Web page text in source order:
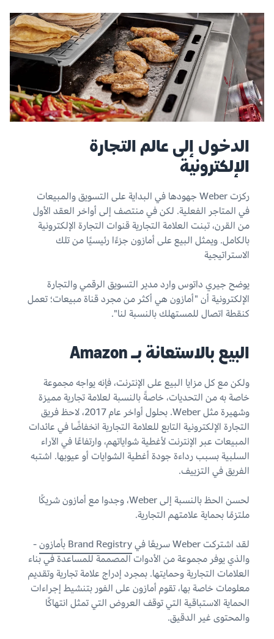
الدخول إلى عالم التجارة
الإلكترونية
ركزت Weber جهودها في البداية على التسويق والمبيعات
في المتاجر الفعلية. لكن في منتصف إلى أواخر العقد الأول
من القرن، تبنت العلامة التجارية قنوات التجارة الإلكترونية
بالكامل. ويمثل البيع على أمازون جزءًا رئيسيًا من تلك
الاستراتيجية
يوضح جيري داتوس وارد مدير التسويق الرقمي والتجارة
الإلكترونية أن "أمازون هي أكثر من مجرد قناة مبيعات؛ تعمل
كنقطة اتصال للمستهلك بالنسبة لنا".
البيع بالاستعانة بـ Amazon
ولكن مع كل مزايا البيع على الإنترنت، فإنه يواجه مجموعة
خاصة به من التحديات، خاصةً بالنسبة لعلامة تجارية مميزة
وشهيرة مثل Weber. بحلول أواخر عام 2017، لاحظ فريق
التجارة الإلكترونية التابع للعلامة التجارية انخفاضًا في عائدات
المبيعات عبر الإنترنت لأغطية شواياتهم، وارتفاعًا في الآراء
السلبية بسبب رداءة جودة أغطية الشوايات أو عيوبها. اشتبه
الفريق في التزييف.
لحسن الحظ بالنسبة إلى Weber، وجدوا مع أمازون شريكًا
ملتزمًا بحماية علامتهم التجارية.
لقد اشتركت Weber سريعًا في
Brand Registry بأمازون
-
والذي يوفر مجموعة من الأدوات المصممة للمساعدة في بناء
العلامات التجارية وحمايتها. بمجرد إدراج علامة تجارية وتقديم
معلومات خاصة بها، تقوم أمازون على الفور بتنشيط إجراءات
الحماية الاستباقية التي توقف العروض التي تمثل انتهاكًا
والمحتوى غير الدقيق.